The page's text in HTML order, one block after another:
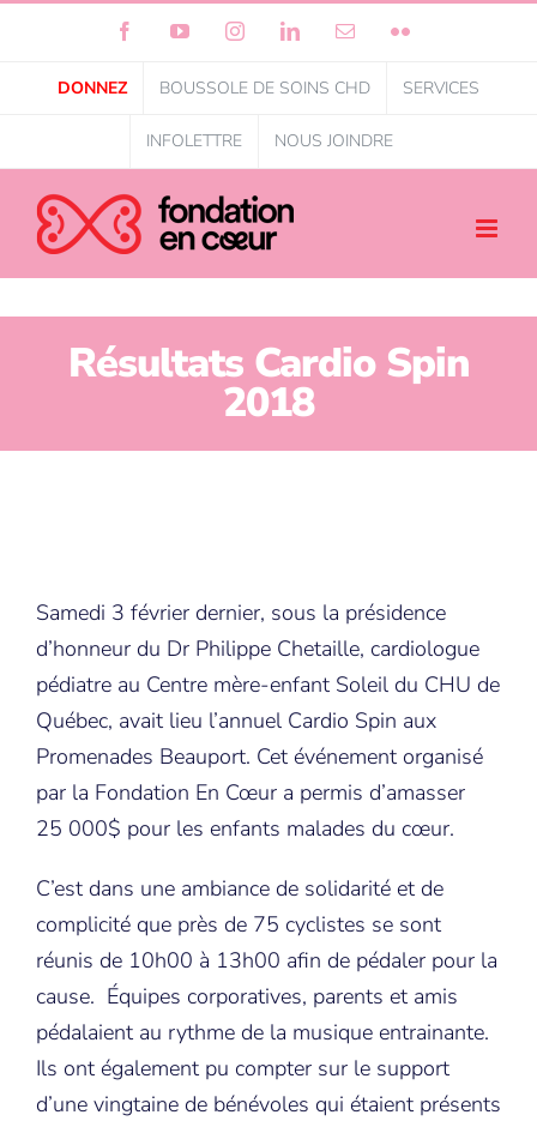
FacebookYouTubeInstagramLinkedInCourrielFlickr
DONNEZ BOUSSOLE DE SOINS CHD SERVICES
INFOLETTRE NOUS JOINDRE
Résultats Cardio Spin
2018
Samedi 3 février dernier, sous la présidence
d’honneur du Dr Philippe Chetaille, cardiologue
pédiatre au Centre mère-enfant Soleil du CHU de
Québec, avait lieu l’annuel Cardio Spin aux
Promenades Beauport. Cet événement organisé
par la Fondation En Cœur a permis d’amasser
25 000$ pour les enfants malades du cœur.
C’est dans une ambiance de solidarité et de
complicité que près de 75 cyclistes se sont
réunis de 10h00 à 13h00 afin de pédaler pour la
cause. Équipes corporatives, parents et amis
pédalaient au rythme de la musique entrainante.
Ils ont également pu compter sur le support
d’une vingtaine de bénévoles qui étaient présents